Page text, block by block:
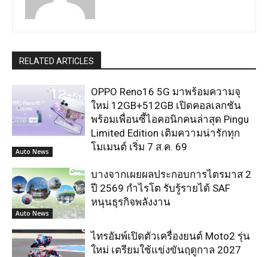
RELATED ARTICLES
Auto News
OPPO Reno16 5G มาพร้อมความจุ
ใหม่ 12GB+512GB เปิดคอลเลกชัน
พร้อมเพื่อนซี้ไอคอนิกคนล่าสุด Pingu
Limited Edition เติมความน่ารักทุก
โมเมนต์ เริ่ม 7 ส.ค. 69
Auto News
บางจากเผยผลประกอบการไตรมาส 2
ปี 2569 กำไรโต รับรู้รายได้ SAF
หนุนธุรกิจพลังงาน
ไทรอัมพ์เปิดตัวเครื่องยนต์ Moto2 รุ่น
ใหม่ เตรียมใช้แข่งขันฤดูกาล 2027